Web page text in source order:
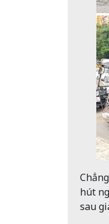
hút
sau